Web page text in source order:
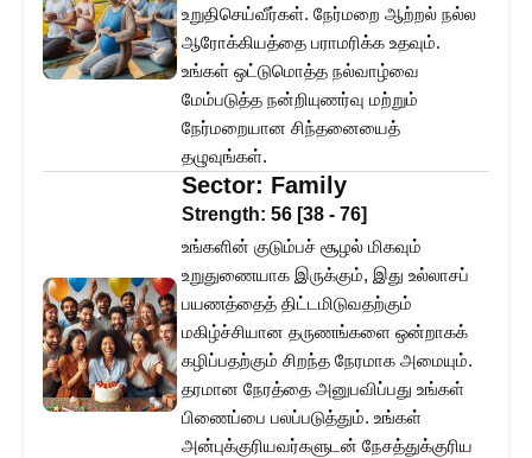
உறுதிசெய்வீர்கள். நேர்மறை ஆற்றல் நல்ல
ஆரோக்கியத்தை பராமரிக்க உதவும்.
உங்கள் ஒட்டுமொத்த நல்வாழ்வை
மேம்படுத்த நன்றியுணர்வு மற்றும்
நேர்மறையான சிந்தனையைத்
தழுவுங்கள்.
Sector: Family
Strength: 56 [38 - 76]
உங்களின் குடும்பச் சூழல் மிகவும்
உறுதுணையாக இருக்கும், இது உல்லாசப்
பயணத்தைத் திட்டமிடுவதற்கும்
மகிழ்ச்சியான தருணங்களை ஒன்றாகக்
கழிப்பதற்கும் சிறந்த நேரமாக அமையும்.
தரமான நேரத்தை அனுபவிப்பது உங்கள்
பிணைப்பை பலப்படுத்தும். உங்கள்
அன்புக்குரியவர்களுடன் நேசத்துக்குரிய